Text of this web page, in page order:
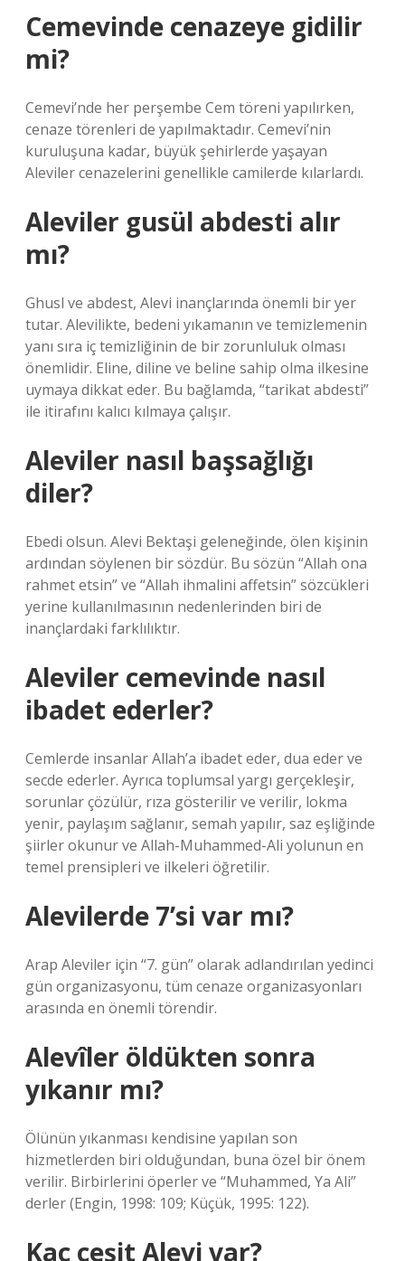
Cemevinde cenazeye gidilir
mi?
Cemevi’nde her perşembe Cem töreni yapılırken,
cenaze törenleri de yapılmaktadır. Cemevi’nin
kuruluşuna kadar, büyük şehirlerde yaşayan
Aleviler cenazelerini genellikle camilerde kılarlardı.
Aleviler gusül abdesti alır
mı?
Ghusl ve abdest, Alevi inançlarında önemli bir yer
tutar. Alevilikte, bedeni yıkamanın ve temizlemenin
yanı sıra iç temizliğinin de bir zorunluluk olması
önemlidir. Eline, diline ve beline sahip olma ilkesine
uymaya dikkat eder. Bu bağlamda, “tarikat abdesti”
ile itirafını kalıcı kılmaya çalışır.
Aleviler nasıl başsağlığı
diler?
Ebedi olsun. Alevi Bektaşi geleneğinde, ölen kişinin
ardından söylenen bir sözdür. Bu sözün “Allah ona
rahmet etsin” ve “Allah ihmalini affetsin” sözcükleri
yerine kullanılmasının nedenlerinden biri de
inançlardaki farklılıktır.
Aleviler cemevinde nasıl
ibadet ederler?
Cemlerde insanlar Allah’a ibadet eder, dua eder ve
secde ederler. Ayrıca toplumsal yargı gerçekleşir,
sorunlar çözülür, rıza gösterilir ve verilir, lokma
yenir, paylaşım sağlanır, semah yapılır, saz eşliğinde
şiirler okunur ve Allah-Muhammed-Ali yolunun en
temel prensipleri ve ilkeleri öğretilir.
Alevilerde 7’si var mı?
Arap Aleviler için “7. gün” olarak adlandırılan yedinci
gün organizasyonu, tüm cenaze organizasyonları
arasında en önemli törendir.
Alevîler öldükten sonra
yıkanır mı?
Ölünün yıkanması kendisine yapılan son
hizmetlerden biri olduğundan, buna özel bir önem
verilir. Birbirlerini öperler ve “Muhammed, Ya Ali”
derler (Engin, 1998: 109; Küçük, 1995: 122).
Kaç çeşit Alevi var?